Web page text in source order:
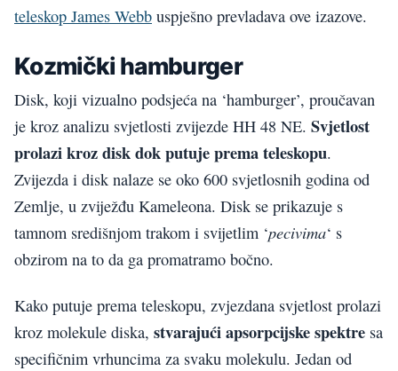
teleskop James Webb uspješno prevladava ove izazove.
Kozmički hamburger
Disk, koji vizualno podsjeća na ‘hamburger’, proučavan
je kroz analizu svjetlosti zvijezde HH 48 NE. Svjetlost
prolazi kroz disk dok putuje prema teleskopu.
Zvijezda i disk nalaze se oko 600 svjetlosnih godina od
Zemlje, u zviježđu Kameleona. Disk se prikazuje s
tamnom središnjom trakom i svijetlim ‘pecivima‘ s
obzirom na to da ga promatramo bočno.
Kako putuje prema teleskopu, zvjezdana svjetlost prolazi
kroz molekule diska, stvarajući apsorpcijske spektre sa
specifičnim vrhuncima za svaku molekulu. Jedan od